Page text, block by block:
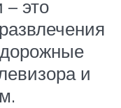
это
и